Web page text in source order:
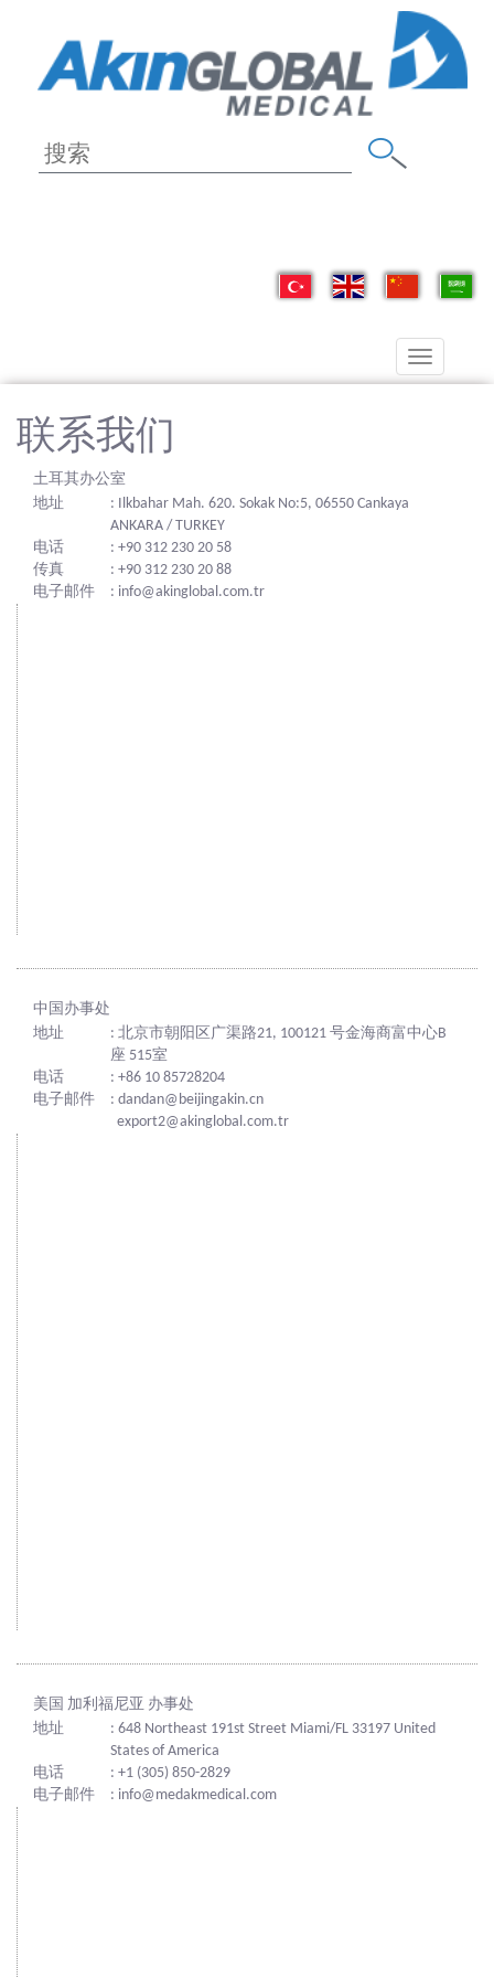
Toggle
navigation
联系我们
土耳其办公室
地址
: Ilkbahar Mah. 620. Sokak No:5, 06550 Cankaya
ANKARA / TURKEY
电话
: +90 312 230 20 58
传真
: +90 312 230 20 88
电子邮件
: info@akinglobal.com.tr
中国办事处
地址
: 北京市朝阳区广渠路21, 100121 号金海商富中心B
座 515室
电话
: +86 10 85728204
电子邮件
: dandan@beijingakin.cn
export2@akinglobal.com.tr
美国 加利福尼亚 办事处
地址
: 648 Northeast 191st Street Miami/FL 33197 United
States of America
电话
: +1 (305) 850-2829
电子邮件
: info@medakmedical.com